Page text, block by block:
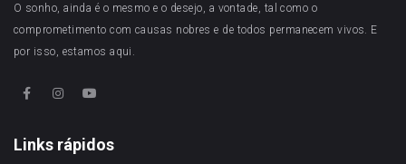
O sonho, ainda é o mesmo e o desejo, a vontade, tal como o
comprometimento com causas nobres e de todos permanecem vivos. E
por isso, estamos aqui.
Links rápidos